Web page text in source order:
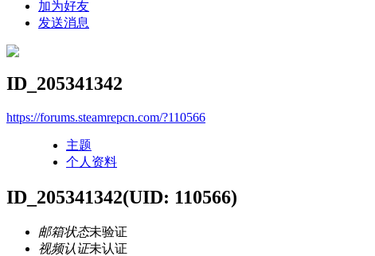
加为好友
发送消息
ID_205341342
https://forums.steamrepcn.com/?110566
主题
个人资料
ID_205341342(UID: 110566)
邮箱状态未验证
视频认证未认证